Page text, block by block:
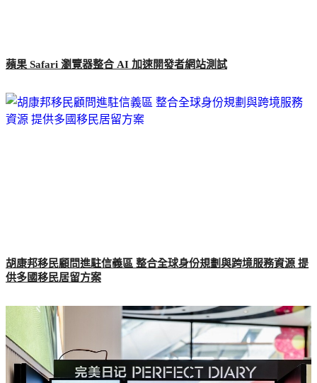
蘋果 Safari 瀏覽器整合 AI 加速開發者網站測試
胡康邦移民顧問進駐信義區 整合全球身份規劃與跨境服務資源 提
供多國移民居留方案